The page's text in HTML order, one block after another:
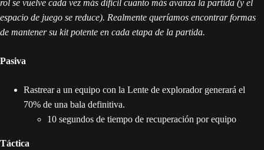
rol se vuelve cada vez más difícil cuanto más avanza la partida (y el
espacio de juego se reduce). Realmente queríamos encontrar formas
de mantener su kit potente en cada etapa de la partida.
Pasiva
Rastrear a un equipo con la Lente de explorador generará el
70% de una bala definitiva.
10 segundos de tiempo de recuperación por equipo
Táctica